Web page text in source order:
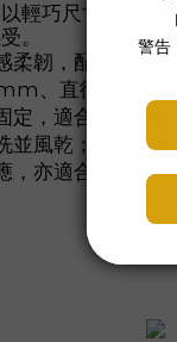
輕巧尺寸帶來
。
柔韌，配合水性
mm、直徑 25 mm
定，適合免手持
並風乾；建議使
，亦適合作為暖